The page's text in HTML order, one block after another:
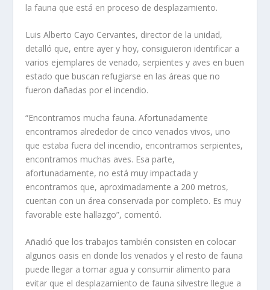
la fauna que está en proceso de desplazamiento.
Luis Alberto Cayo Cervantes, director de la unidad,
detalló que, entre ayer y hoy, consiguieron identificar a
varios ejemplares de venado, serpientes y aves en buen
estado que buscan refugiarse en las áreas que no
fueron dañadas por el incendio.
“Encontramos mucha fauna. Afortunadamente
encontramos alrededor de cinco venados vivos, uno
que estaba fuera del incendio, encontramos serpientes,
encontramos muchas aves. Esa parte,
afortunadamente, no está muy impactada y
encontramos que, aproximadamente a 200 metros,
cuentan con un área conservada por completo. Es muy
favorable este hallazgo”, comentó.
Añadió que los trabajos también consisten en colocar
algunos oasis en donde los venados y el resto de fauna
puede llegar a tomar agua y consumir alimento para
evitar que el desplazamiento de fauna silvestre llegue a